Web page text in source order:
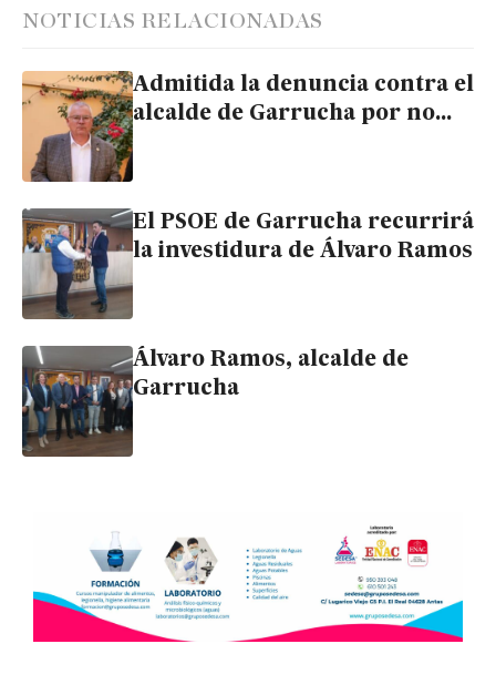
NOTICIAS RELACIONADAS
Admitida la denuncia contra el
alcalde de Garrucha por no
El PSOE de Garrucha recurrirá
la investidura de Álvaro Ramos
Álvaro Ramos, alcalde de
Garrucha